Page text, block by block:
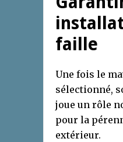
faille
Une fois le
sélectionné,
joue un rôle
pour la
extérieur.